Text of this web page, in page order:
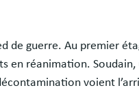
de guerre. Au premier
en réanimation.
voient